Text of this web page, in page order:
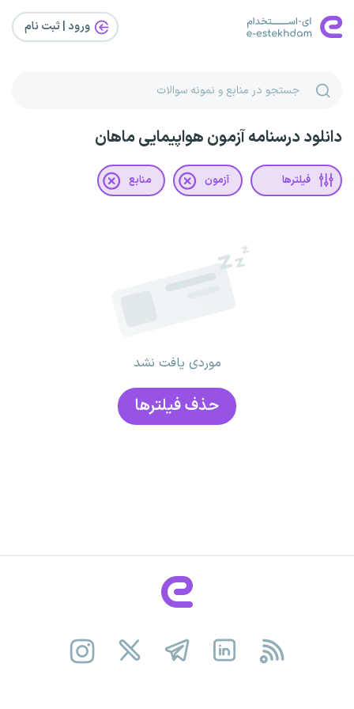
ورود | ثبت‌ نام
دانلود درسنامه آزمون هواپیمایی ماهان
فیلترها آزمون منابع
موردی یافت نشد
حذف فیلتر‌ها